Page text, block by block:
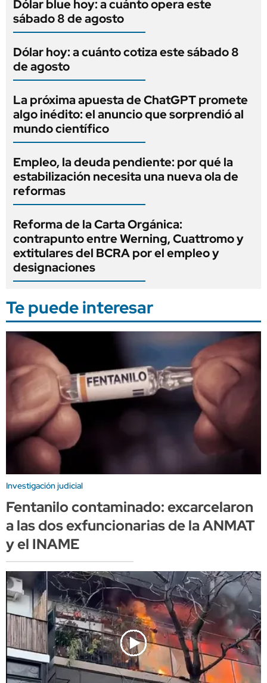
Dólar blue hoy: a cuánto opera este
sábado 8 de agosto
Dólar hoy: a cuánto cotiza este sábado 8
de agosto
La próxima apuesta de ChatGPT promete
algo inédito: el anuncio que sorprendió al
mundo científico
Empleo, la deuda pendiente: por qué la
estabilización necesita una nueva ola de
reformas
Reforma de la Carta Orgánica:
contrapunto entre Werning, Cuattromo y
extitulares del BCRA por el empleo y
designaciones
Te puede interesar
Investigación judicial
Fentanilo contaminado: excarcelaron
a las dos exfuncionarias de la ANMAT
y el INAME